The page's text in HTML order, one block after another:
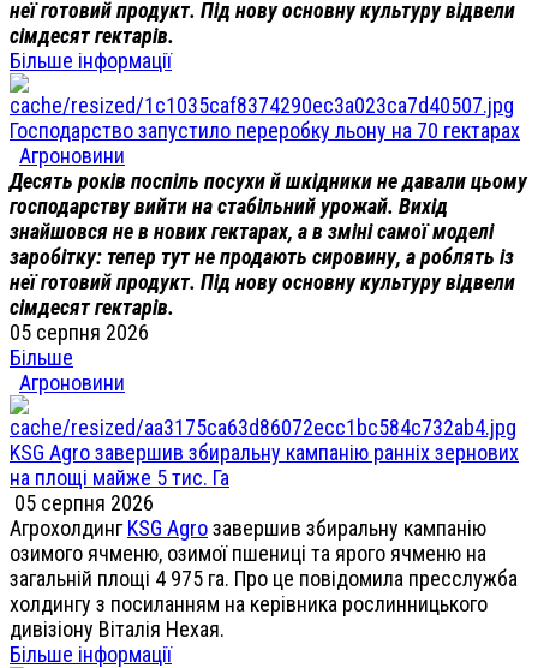
неї готовий продукт. Під нову основну культуру відвели
сімдесят гектарів.
Більше інформації
Господарство запустило переробку льону на 70 гектарах
Агроновини
Десять років поспіль посухи й шкідники не давали цьому
господарству вийти на стабільний урожай. Вихід
знайшовся не в нових гектарах, а в зміні самої моделі
заробітку: тепер тут не продають сировину, а роблять із
неї готовий продукт. Під нову основну культуру відвели
сімдесят гектарів.
05 серпня 2026
Більше
Агроновини
KSG Agro завершив збиральну кампанію ранніх зернових
на площі майже 5 тис. Га
05 серпня 2026
АгрохолдингKSG Agroзавершив збиральну кампанію
озимого ячменю, озимої пшениці та ярого ячменю на
загальній площі 4 975 га. Про це повідомила пресслужба
холдингу з посиланням на керівника рослинницького
дивізіону Віталія Нехая.
Більше інформації